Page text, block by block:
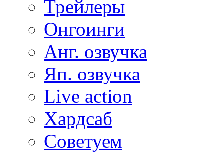
Трейлеры
Онгоинги
Анг. озвучка
Яп. озвучка
Live action
Хардсаб
Советуем